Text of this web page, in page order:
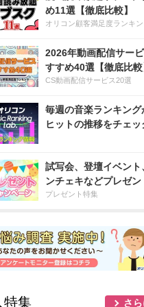
め11選【徹底比較】
オリコン顧客満足度ランキ
2026年動画配信サー
すすめ40選【徹底比較
CS動画配信サービス20選
毎週の音楽ランキング
ヒットの推移をチェッ
試写会、登壇イベント
ンチェキなどプレゼン
プレゼント特集
特集 さ